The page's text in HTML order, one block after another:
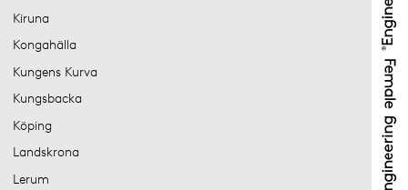
Kiruna
Kongahälla
Kungens Kurva
Kungsbacka
Köping
Landskrona
Lerum